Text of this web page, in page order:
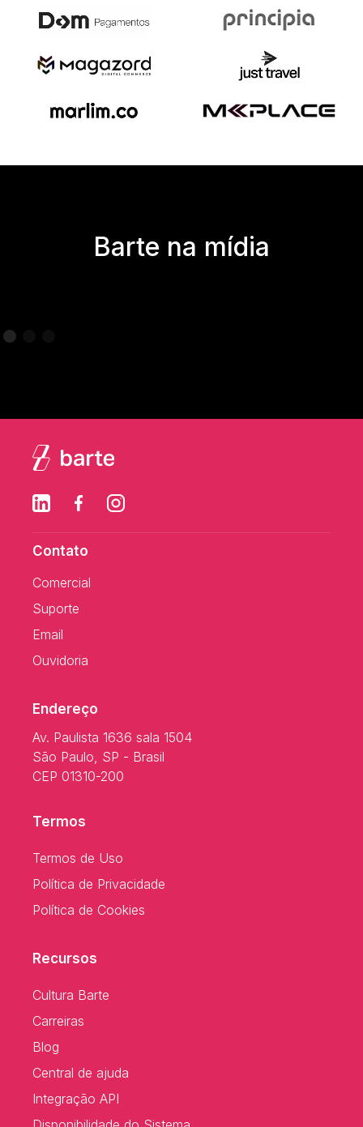
Barte na mídia
Contato
Comercial
Suporte
Email
Ouvidoria
Endereço
Av. Paulista 1636 sala 1504
São Paulo, SP - Brasil
CEP 01310-200
Termos
Termos de Uso
Política de Privacidade
Política de Cookies
Recursos
Cultura Barte
Carreiras
Blog
Central de ajuda
Integração API